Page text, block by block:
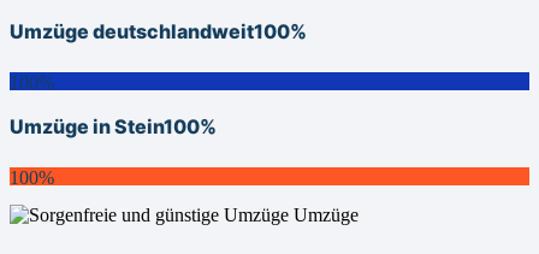
Umzüge deutschlandweit100%
100%
Umzüge in Stein100%
100%